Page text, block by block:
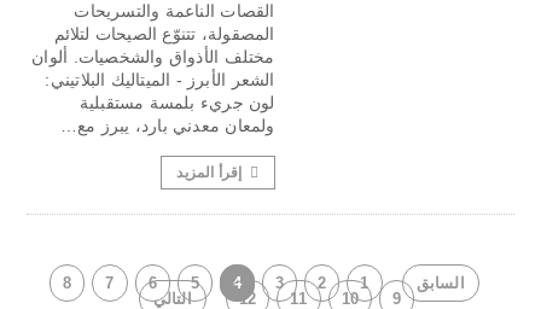
القصات الناعمة والتسريحات
المصقولة، تتنوّع الصيحات لتلائم
مختلف الأذواق والشخصيات. ألوان
الشعر الأبرز - الميتاليك البلاتيني:
لون جريء بلمسة مستقبلية
ولمعان معدني بارد، يبرز مع…
إقرأ المزيد
السابق 1
2
3
4
5
6
7
8
9
10
11
12 التالي